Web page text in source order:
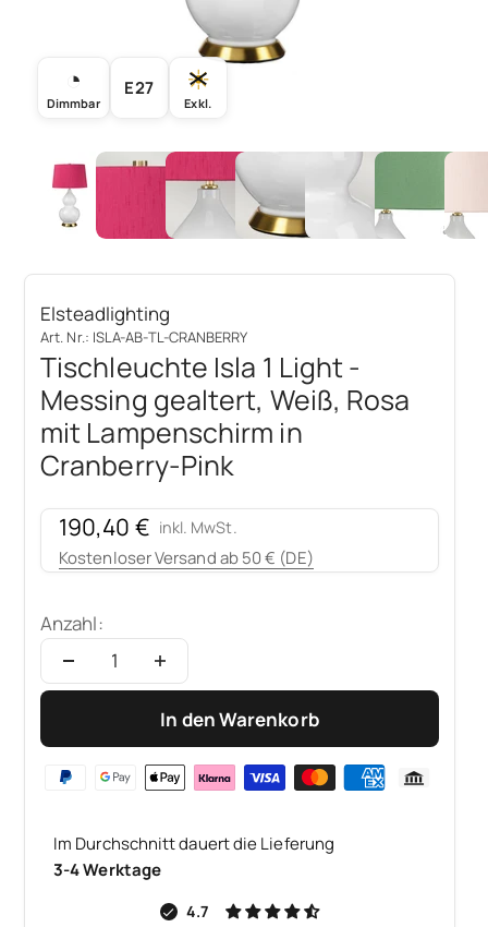
◔
Dimmbar
E27 ☀
Exkl.
Elsteadlighting
Art. Nr.: ISLA-AB-TL-CRANBERRY
Tischleuchte Isla 1 Light -
Messing gealtert, Weiß, Rosa
mit Lampenschirm in
Cranberry-Pink
Angebot
190,40 € inkl. MwSt.
Kostenloser Versand ab 50 € (DE)
Anzahl:
In den Warenkorb
Im Durchschnitt dauert die Lieferung
3-4 Werktage
4.7